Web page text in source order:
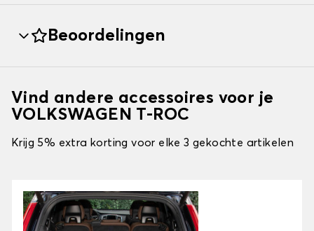
Beoordelingen
Vind andere accessoires voor je
VOLKSWAGEN T-ROC
Krijg 5% extra korting voor elke 3 gekochte artikelen